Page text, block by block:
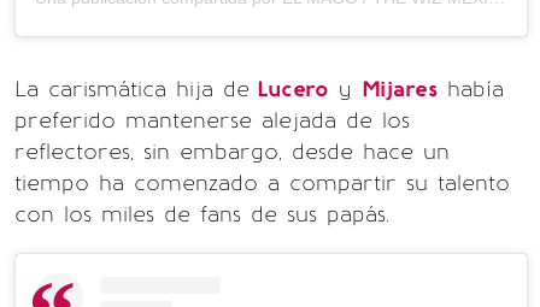
La carismática hija de Lucero y Mijares había
preferido mantenerse alejada de los
reflectores, sin embargo, desde hace un
tiempo ha comenzado a compartir su talento
con los miles de fans de sus papás.